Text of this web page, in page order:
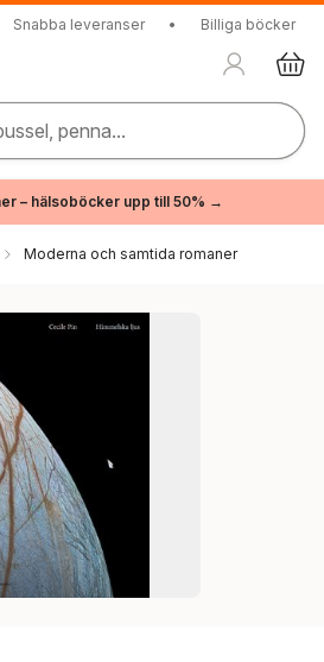
Snabba leveranser • Billiga böcker
penna...
– hälsoböcker upp till 50% →
Moderna och samtida romaner